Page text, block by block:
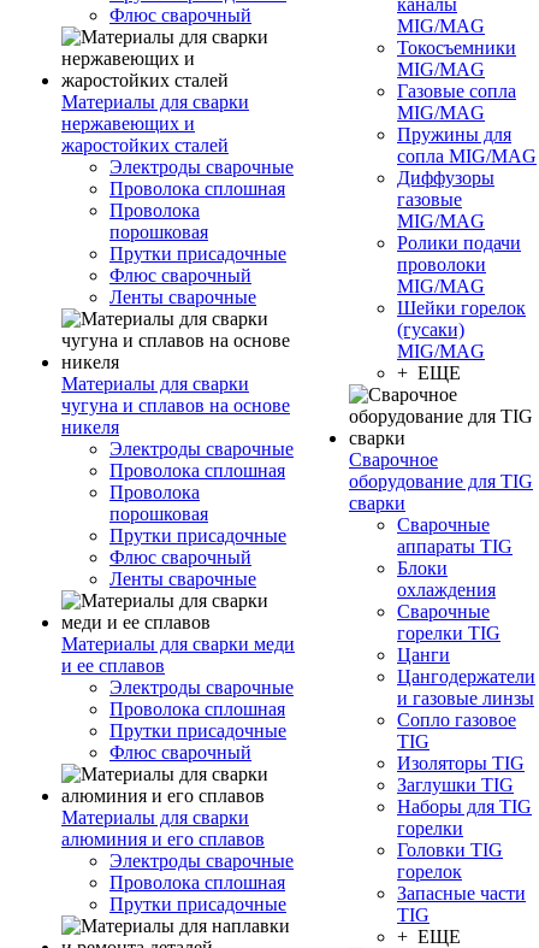
Флюс сварочный
Материалы для сварки
нержавеющих и
жаростойких сталей
Электроды сварочные
Проволока сплошная
Проволока
порошковая
Прутки присадочные
Флюс сварочный
Ленты сварочные
Материалы для сварки
чугуна и сплавов на основе
никеля
Электроды сварочные
Проволока сплошная
Проволока
порошковая
Прутки присадочные
Флюс сварочный
Ленты сварочные
Материалы для сварки меди
и ее сплавов
Электроды сварочные
Проволока сплошная
Прутки присадочные
Флюс сварочный
Материалы для сварки
алюминия и его сплавов
Электроды сварочные
Проволока сплошная
Прутки присадочные
каналы
MIG/MAG
Токосъемники
MIG/MAG
Газовые сопла
MIG/MAG
Пружины для
сопла MIG/MAG
Диффузоры
газовые
MIG/MAG
Ролики подачи
проволоки
MIG/MAG
Шейки горелок
(гусаки)
MIG/MAG
+ ЕЩЕ
Сварочное
оборудование для TIG
сварки
Сварочные
аппараты TIG
Блоки
охлаждения
Сварочные
горелки TIG
Цанги
Цангодержатели
и газовые линзы
Сопло газовое
TIG
Изоляторы TIG
Заглушки TIG
Наборы для TIG
горелки
Головки TIG
горелок
Запасные части
TIG
+ ЕЩЕ